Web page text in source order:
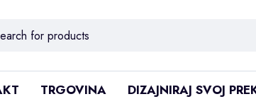
TRGOVINA DIZAJNIRAJ SVOJ